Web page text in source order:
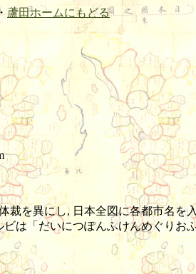
蘆田ホームにもどる
を異にし, 日本全図に各都市名を
は「だいにつぽんふけんめぐりお